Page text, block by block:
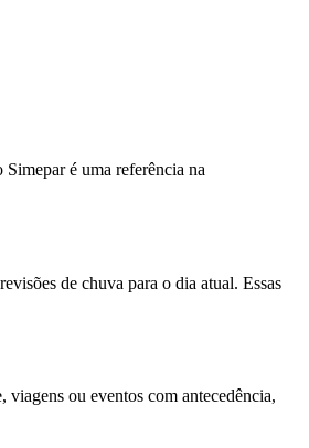
é uma referência na
de chuva para o dia atual. Essas
ou eventos com antecedência,